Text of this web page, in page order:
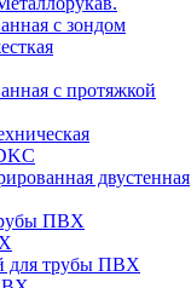
с зондом
с протяжкой
двустенная
ПВХ
для трубы ПВХ